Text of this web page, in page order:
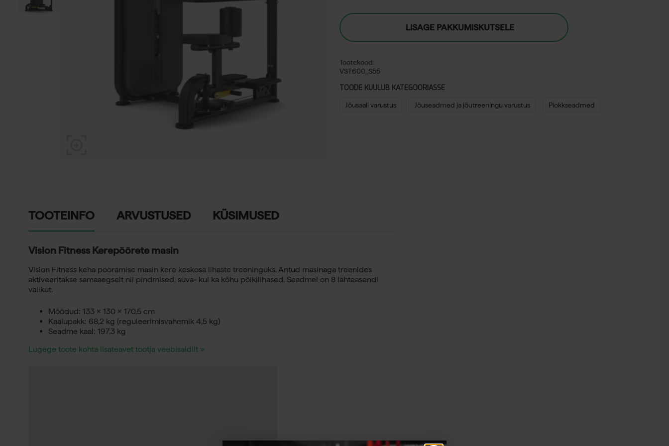
LISAGE PAKKUMISKUTSELE
Tootekood:
VST600_S55
TOODE KUULUB KATEGOORIASSE
Jõusaali varustus Jõuseadmed ja jõutreeningu varustus Plokkseadmed
TOOTEINFO ARVUSTUSED KÜSIMUSED
Vision Fitness Kerepöörete masin
Vision Fitness keha pööramise masin kere keskosa lihaste treeninguks. Antud masinaga treenides
aktiveeritakse samaaegselt nii pindmised, süva- kui ka kõhu põikilihased. Seadmel on 8 lähteasendi
valikut.
Mõõdud: 133 × 130 × 170,5 cm
Kaalupakk: 68,2 kg (reguleerimisvahemik 4,5 kg)
Seadme kaal: 197,3 kg
Lugege toote kohta lisateavet tootja veebisaidilt »